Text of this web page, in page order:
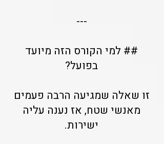
---
## למי הקורס הזה מיועד
בפועל?
זו שאלה שמגיעה הרבה פעמים
מאנשי שטח, אז נענה עליה
ישירות.